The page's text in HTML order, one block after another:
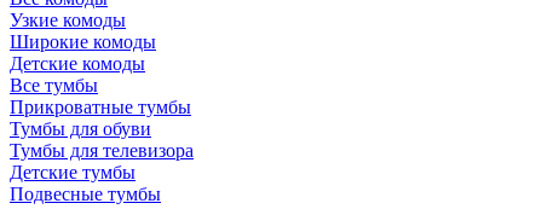
Узкие комоды
Широкие комоды
Детские комоды
Все тумбы
Прикроватные тумбы
Тумбы для обуви
Тумбы для телевизора
Детские тумбы
Подвесные тумбы